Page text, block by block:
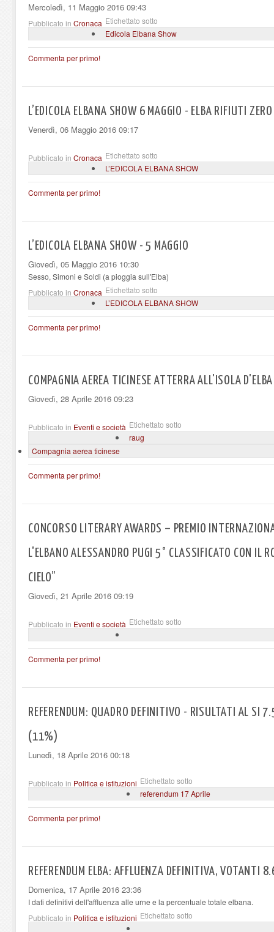
Mercoledì, 11 Maggio 2016 09:43
Pubblicato in Cronaca Etichettato sotto
Edicola Elbana Show
Commenta per primo!
L’EDICOLA ELBANA SHOW 6 MAGGIO - ELBA RIFIUTI ZERO
Venerdì, 06 Maggio 2016 09:17
Pubblicato in Cronaca Etichettato sotto
L’EDICOLA ELBANA SHOW
Commenta per primo!
L’EDICOLA ELBANA SHOW - 5 MAGGIO
Giovedì, 05 Maggio 2016 10:30
Sesso, Simoni e Soldi (a pioggia sull'Elba)
Pubblicato in Cronaca Etichettato sotto
L’EDICOLA ELBANA SHOW
Commenta per primo!
COMPAGNIA AEREA TICINESE ATTERRA ALL'ISOLA D'ELBA
Giovedì, 28 Aprile 2016 09:23
Pubblicato in Eventi e società Etichettato sotto
raug
Compagnia aerea ticinese
Commenta per primo!
CONCORSO LITERARY AWARDS – PREMIO
L'ELBANO ALESSANDRO PUGI 5° CLASSIFICATO CON IL
CIELO”
Giovedì, 21 Aprile 2016 09:19
Pubblicato in Eventi e società Etichettato sotto
Commenta per primo!
REFERENDUM: QUADRO DEFINITIVO - RISULTATI AL
(11%)
Lunedì, 18 Aprile 2016 00:18
Pubblicato in Politica e istituzioni Etichettato sotto
referendum 17 Aprile
Commenta per primo!
REFERENDUM ELBA: AFFLUENZA DEFINITIVA,
Domenica, 17 Aprile 2016 23:36
I dati definitivi dell'affluenza alle urne e la percentuale totale elbana.
Pubblicato in Politica e istituzioni Etichettato sotto